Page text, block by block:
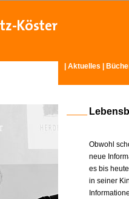
Aktuelles
Obwohl
neue
es bis
in seiner